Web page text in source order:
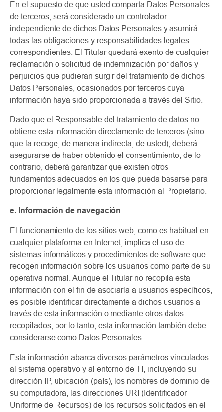
En el supuesto de que usted comparta Datos Personales
de terceros, será considerado un controlador
independiente de dichos Datos Personales y asumirá
todas las obligaciones y responsabilidades legales
correspondientes. El Titular quedará exento de cualquier
reclamación o solicitud de indemnización por daños y
perjuicios que pudieran surgir del tratamiento de dichos
Datos Personales, ocasionados por terceros cuya
información haya sido proporcionada a través del Sitio.
Dado que el Responsable del tratamiento de datos no
obtiene esta información directamente de terceros (sino
que la recoge, de manera indirecta, de usted), deberá
asegurarse de haber obtenido el consentimiento; de lo
contrario, deberá garantizar que existen otros
fundamentos adecuados en los que pueda basarse para
proporcionar legalmente esta información al Propietario.
e. Información de navegación
El funcionamiento de los sitios web, como es habitual en
cualquier plataforma en Internet, implica el uso de
sistemas informáticos y procedimientos de software que
recogen información sobre los usuarios como parte de su
operativa normal. Aunque el Titular no recopila esta
información con el fin de asociarla a usuarios específicos,
es posible identificar directamente a dichos usuarios a
través de esta información o mediante otros datos
recopilados; por lo tanto, esta información también debe
considerarse como Datos Personales.
Esta información abarca diversos parámetros vinculados
al sistema operativo y al entorno de TI, incluyendo su
dirección IP, ubicación (país), los nombres de dominio de
su computadora, las direcciones URI (Identificador
Uniforme de Recursos) de los recursos solicitados en el